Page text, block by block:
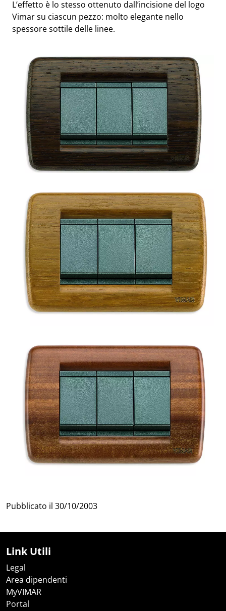
L’effetto è lo stesso ottenuto dall’incisione del logo
Vimar su ciascun pezzo: molto elegante nello
spessore sottile delle linee.
Pubblicato il 30/10/2003
Link Utili
Legal
Area dipendenti
MyVIMAR
Portal